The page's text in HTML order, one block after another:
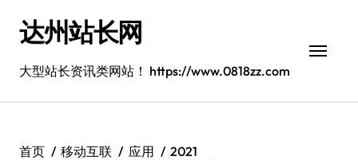
达州站长网
大型站长资讯类网站！ https://www.0818zz.com
首页 移动互联 应用
2021